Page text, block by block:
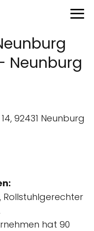
Neunburg
92431 Neunburg
Rollstuhlgerechter
hat 90